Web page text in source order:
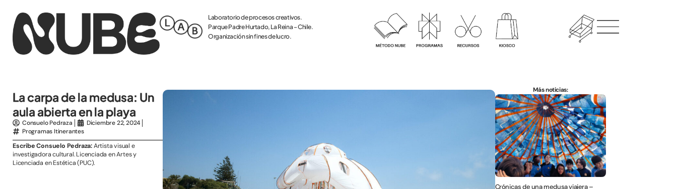
Laboratorio de procesos creativos.
Parque Padre Hurtado, La Reina – Chile.
Organización sin fines de lucro.
La carpa de la medusa: Un
aula abierta en la playa
Consuelo Pedraza
Diciembre 22, 2024
Programas Itinerantes
Escribe Consuelo Pedraza:Artista visual e
investigadora cultural. Licenciada en Artes y
Licenciada en Estética (PUC).
Más noticias:
Crónicas de una medusa viajera –